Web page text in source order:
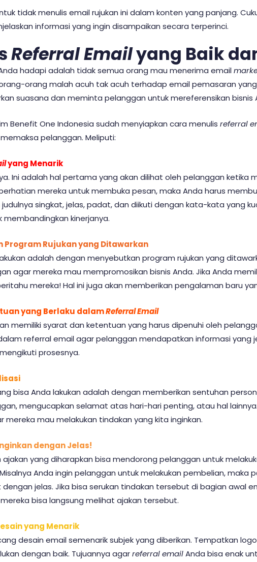
tidak menulis email rujukan ini dalam konten yang panjang.
informasi yang ingin disampaikan secara terperinci.
Referral Emailyang Baik
hadapi adalah tidak semua orang mau menerima email
orang-orang malah acuh tak acuh terhadap email pemasaran
suasana dan meminta pelanggan untuk mereferensikan bisnis
Benefit One Indonesia sudah menyiapkan cara menulis referral
pelanggan. Meliputi:
yang Menarik
Ini adalah hal pertama yang akan dilihat oleh pelanggan ketika
mereka untuk membuka pesan, maka Anda harus
singkat, jelas, padat, dan diikuti dengan kata-kata yang
kinerjanya.
Program Rujukan yang Ditawarkan
adalah dengan menyebutkan program rujukan yang
agar mereka mau mempromosikan bisnis Anda. Jika Anda
mereka! Hal ini juga akan memberikan pengalaman baru
yang Berlaku dalamReferral Email
memiliki syarat dan ketentuan yang harus dipenuhi oleh
referral email agar pelanggan mendapatkan informasi yang
prosesnya.
bisa Anda lakukan adalah dengan memberikan sentuhan
mengucapkan selamat atas hari-hari penting, atau hal
mereka mau melakukan tindakan yang kita inginkan.
dengan Jelas!
yang diharapkan bisa mendorong pelanggan untuk
Anda ingin pelanggan untuk melakukan pembelian, maka
jelas. Jika bisa serukan tindakan tersebut di bagian awal
bisa langsung melihat ajakan tersebut.
yang Menarik
desain email semenarik subjek yang diberikan. Tempatkan logo
dengan baik. Tujuannya agarreferral emailAnda bisa enak